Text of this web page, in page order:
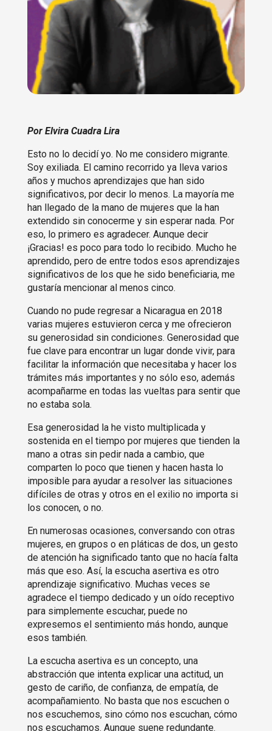
Por Elvira Cuadra Lira
Esto no lo decidí yo. No me considero migrante.
Soy exiliada. El camino recorrido ya lleva varios
años y muchos aprendizajes que han sido
significativos, por decir lo menos. La mayoría me
han llegado de la mano de mujeres que la han
extendido sin conocerme y sin esperar nada. Por
eso, lo primero es agradecer. Aunque decir
¡Gracias! es poco para todo lo recibido. Mucho he
aprendido, pero de entre todos esos aprendizajes
significativos de los que he sido beneficiaria, me
gustaría mencionar al menos cinco.
Cuando no pude regresar a Nicaragua en 2018
varias mujeres estuvieron cerca y me ofrecieron
su generosidad sin condiciones. Generosidad que
fue clave para encontrar un lugar donde vivir, para
facilitar la información que necesitaba y hacer los
trámites más importantes y no sólo eso, además
acompañarme en todas las vueltas para sentir que
no estaba sola.
Esa generosidad la he visto multiplicada y
sostenida en el tiempo por mujeres que tienden la
mano a otras sin pedir nada a cambio, que
comparten lo poco que tienen y hacen hasta lo
imposible para ayudar a resolver las situaciones
difíciles de otras y otros en el exilio no importa si
los conocen, o no.
En numerosas ocasiones, conversando con otras
mujeres, en grupos o en pláticas de dos, un gesto
de atención ha significado tanto que no hacía falta
más que eso. Así, la escucha asertiva es otro
aprendizaje significativo. Muchas veces se
agradece el tiempo dedicado y un oído receptivo
para simplemente escuchar, puede no
expresemos el sentimiento más hondo, aunque
esos también.
La escucha asertiva es un concepto, una
abstracción que intenta explicar una actitud, un
gesto de cariño, de confianza, de empatía, de
acompañamiento. No basta que nos escuchen o
nos escuchemos, sino cómo nos escuchan, cómo
nos escuchamos. Aunque suene redundante.